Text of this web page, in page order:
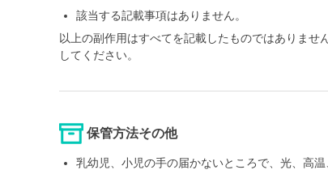
該当する記載事項はありません。
以上の副作用はすべてを記載したものではありま
してください。
保管方法その他
乳幼児、小児の手の届かないところで、光、高